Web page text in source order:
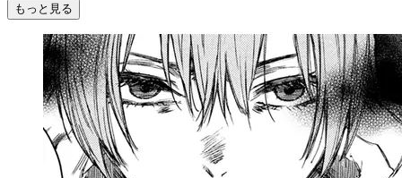
もっと見る